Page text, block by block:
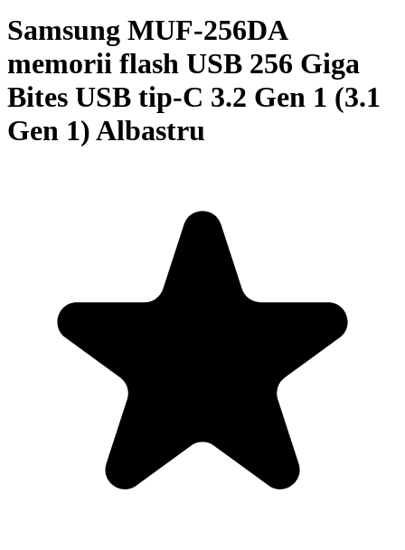
Samsung MUF-256DA
memorii flash USB 256 Giga
Bites USB tip-C 3.2 Gen 1 (3.1
Gen 1) Albastru